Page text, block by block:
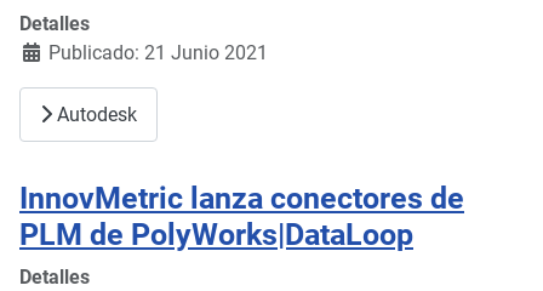
Detalles
Publicado: 21 Junio 2021
Autodesk
InnovMetric lanza conectores de
PLM de PolyWorks|DataLoop
Detalles